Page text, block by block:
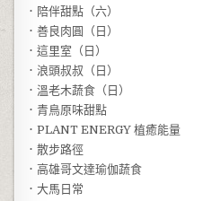
．陪伴甜點（六）
．善良肉圓（日）
．這里室（日）
．浪頭叔叔（日）
．溫老木蔬食（日）
．青鳥原味甜點
．PLANT ENERGY 植癒能量
．散步路徑
．高雄哥文達瑜伽蔬食
．大馬日常